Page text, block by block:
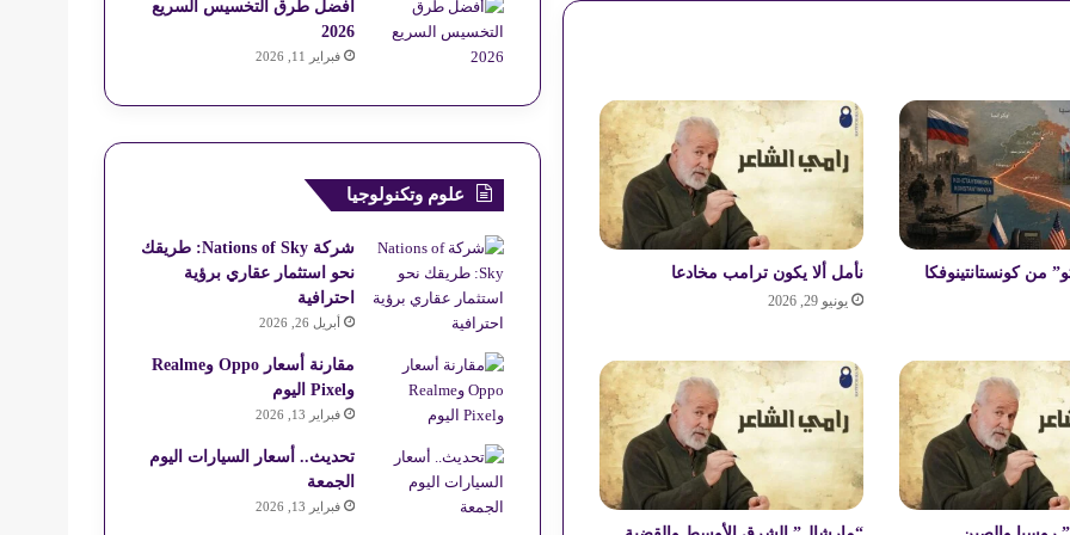
ترامب و”روساتوم” وآفاق المشروع النووي
السعودي
بعد فوز إسبانيا بكأس العالم.. هل يرضخ
ترامب لمذكرة التفاهم
خريطة طريق أميركية لبلاد الشام تواكب
التصعيد العسكري
م
ل
ا
ك
ب
ح
ل
ا
ل
ش
م
ا
من كونستانتينوفكا
نأمل ألا يكون ترامب مخادعا
يونيو 29, 2026
أفضل طرق التخسيس السريع
2026
فبراير 11, 2026
علوم وتكنولوجيا
شركة Nations of Sky: طريقك
نحو استثمار عقاري برؤية
احترافية
أبريل 26, 2026
مقارنة أسعار Oppo وRealme
وPixel اليوم
فبراير 13, 2026
تحديث.. أسعار السيارات اليوم
الجمعة
فبراير 13, 2026